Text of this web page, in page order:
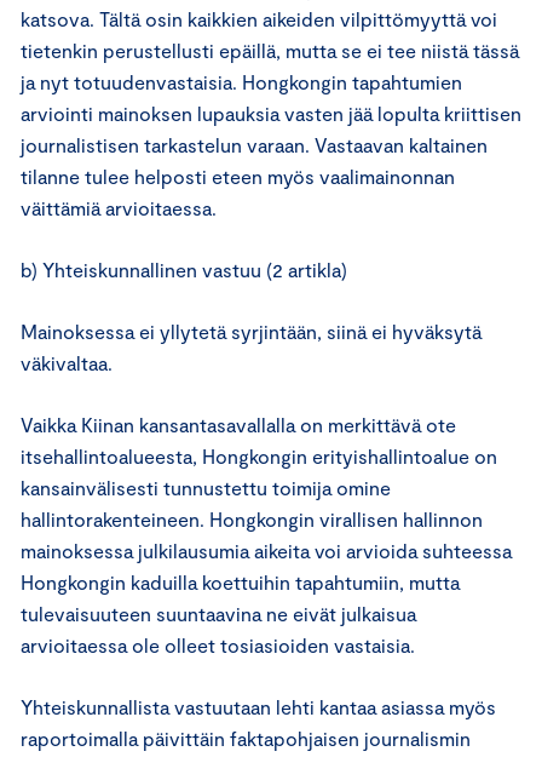
katsova. Tältä osin kaikkien aikeiden vilpittömyyttä voi
tietenkin perustellusti epäillä, mutta se ei tee niistä tässä
ja nyt totuudenvastaisia. Hongkongin tapahtumien
arviointi mainoksen lupauksia vasten jää lopulta kriittisen
journalistisen tarkastelun varaan. Vastaavan kaltainen
tilanne tulee helposti eteen myös vaalimainonnan
väittämiä arvioitaessa.
b) Yhteiskunnallinen vastuu (2 artikla)
Mainoksessa ei yllytetä syrjintään, siinä ei hyväksytä
väkivaltaa.
Vaikka Kiinan kansantasavallalla on merkittävä ote
itsehallintoalueesta, Hongkongin erityishallintoalue on
kansainvälisesti tunnustettu toimija omine
hallintorakenteineen. Hongkongin virallisen hallinnon
mainoksessa julkilausumia aikeita voi arvioida suhteessa
Hongkongin kaduilla koettuihin tapahtumiin, mutta
tulevaisuuteen suuntaavina ne eivät julkaisua
arvioitaessa ole olleet tosiasioiden vastaisia.
Yhteiskunnallista vastuutaan lehti kantaa asiassa myös
raportoimalla päivittäin faktapohjaisen journalismin